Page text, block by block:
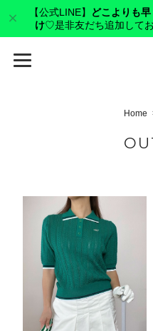
【公式LINE】
どこよりも
け♡是非友だち追加して
Home